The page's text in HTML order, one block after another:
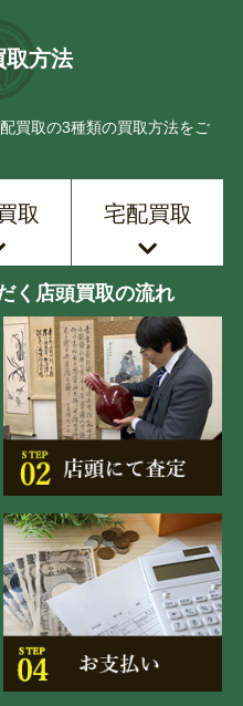
取方法
買取の3種類の買取方法をご
取 宅配買取
く店頭買取の流れ